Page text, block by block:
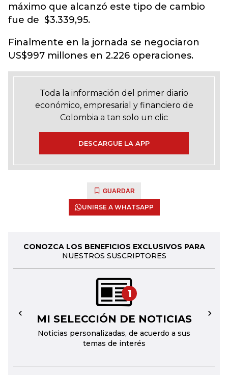
máximo que alcanzó este tipo de cambio
fue de $3.339,95.
Finalmente en la jornada se negociaron
US$997 millones en 2.226 operaciones.
Toda la información del primer diario
económico, empresarial y financiero de
Colombia a tan solo un clic
DESCARGUE LA APP
GUARDAR
UNIRSE A WHATSAPP
CONOZCA LOS BENEFICIOS EXCLUSIVOS PARA
NUESTROS SUSCRIPTORES
1
MI SELECCIÓN DE NOTICIAS
Noticias personalizadas, de acuerdo a sus
temas de interés
← →